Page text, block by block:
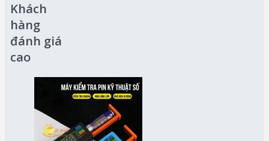
Khách
hàng
đánh giá
cao